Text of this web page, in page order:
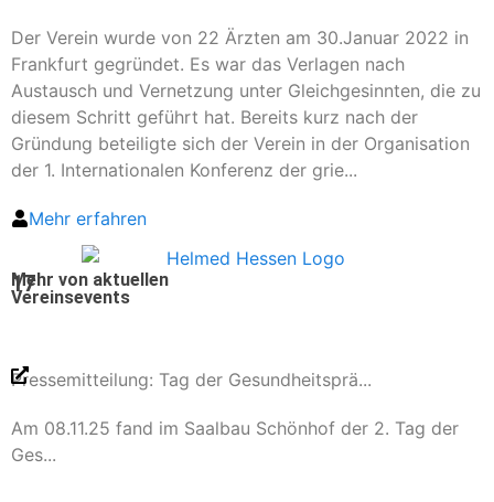
Der Verein wurde von 22 Ärzten am 30.Januar 2022 in
Frankfurt gegründet. Es war das Verlagen nach
Austausch und Vernetzung unter Gleichgesinnten, die zu
diesem Schritt geführt hat. Bereits kurz nach der
Gründung beteiligte sich der Verein in der Organisation
der 1. Internationalen Konferenz der grie...
Mehr erfahren
Mehr von aktuellen
Vereinsevents
17
Pressemitteilung: Tag der Gesundheitsprä...
Am 08.11.25 fand im Saalbau Schönhof der 2. Tag der
Ges...